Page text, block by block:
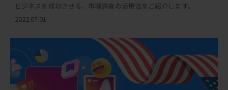
ビジネスを成功させる、市場調査の活用法をご紹介します。
2022.07.01